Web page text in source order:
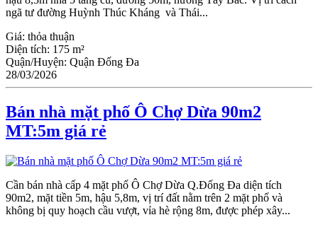
ngã tư đường Huỳnh Thúc Kháng và Thái...
Giá: thỏa thuận
Diện tích: 175 m²
Quận/Huyện: Quận Đống Đa
28/03/2026
Bán nhà mặt phố Ô Chợ Dừa 90m2
MT:5m giá rẻ
Cần bán nhà cấp 4 mặt phố Ô Chợ Dừa Q.Đống Đa diện tích
90m2, mặt tiền 5m, hậu 5,8m, vị trí đất nằm trên 2 mặt phố và
không bị quy hoạch cầu vượt, vỉa hè rộng 8m, được phép xây...